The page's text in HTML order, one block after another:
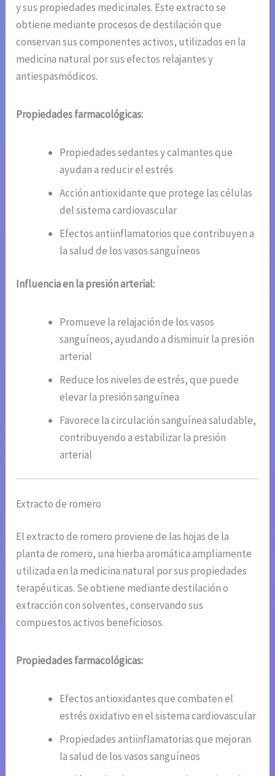
y sus propiedades medicinales. Este extracto se
obtiene mediante procesos de destilación que
conservan sus componentes activos, utilizados en la
medicina natural por sus efectos relajantes y
antiespasmódicos.
Propiedades farmacológicas:
Propiedades sedantes y calmantes que
ayudan a reducir el estrés
Acción antioxidante que protege las células
del sistema cardiovascular
Efectos antiinflamatorios que contribuyen a
la salud de los vasos sanguíneos
Influencia en la presión arterial:
Promueve la relajación de los vasos
sanguíneos, ayudando a disminuir la presión
arterial
Reduce los niveles de estrés, que puede
elevar la presión sanguínea
Favorece la circulación sanguínea saludable,
contribuyendo a estabilizar la presión
arterial
Extracto de romero
El extracto de romero proviene de las hojas de la
planta de romero, una hierba aromática ampliamente
utilizada en la medicina natural por sus propiedades
terapéuticas. Se obtiene mediante destilación o
extracción con solventes, conservando sus
compuestos activos beneficiosos.
Propiedades farmacológicas:
Efectos antioxidantes que combaten el
estrés oxidativo en el sistema cardiovascular
Propiedades antiinflamatorias que mejoran
la salud de los vasos sanguíneos